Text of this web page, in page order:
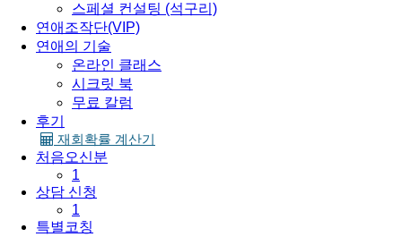
스페셜 컨설팅 (석구리)
연애조작단(VIP)
연애의 기술
온라인 클래스
시크릿 북
무료 칼럼
후기
재회확률 계산기
처음오신분
1
상담 신청
1
특별코칭